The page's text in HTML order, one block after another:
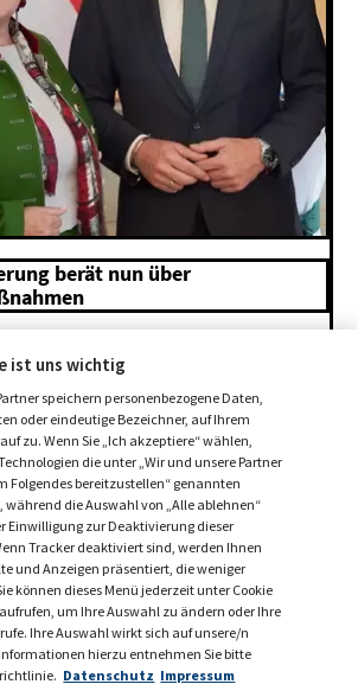
berät nun über
+
ist uns wichtig
speichern personenbezogene Daten,
oder eindeutige Bezeichner, auf Ihrem
zu. Wenn Sie „Ich akzeptiere“ wählen,
die unter „Wir und unsere Partner
Folgendes bereitzustellen“ genannten
die Auswahl von „Alle ablehnen“
Einwilligung zur Deaktivierung dieser
Tracker deaktiviert sind, werden Ihnen
und Anzeigen präsentiert, die weniger
können dieses Menü jederzeit unter Cookie
um Ihre Auswahl zu ändern oder Ihre
Ihre Auswahl wirkt sich auf unsere/n
hierzu entnehmen Sie bitte
Datenschutz Impressum